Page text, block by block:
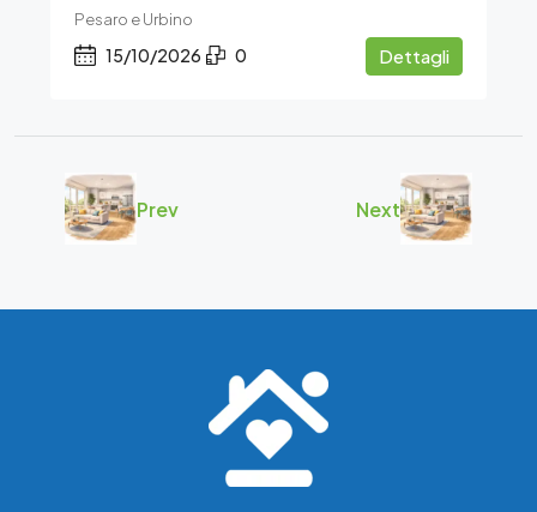
Pesaro e Urbino
15/10/2026 0 Dettagli
Prev Next